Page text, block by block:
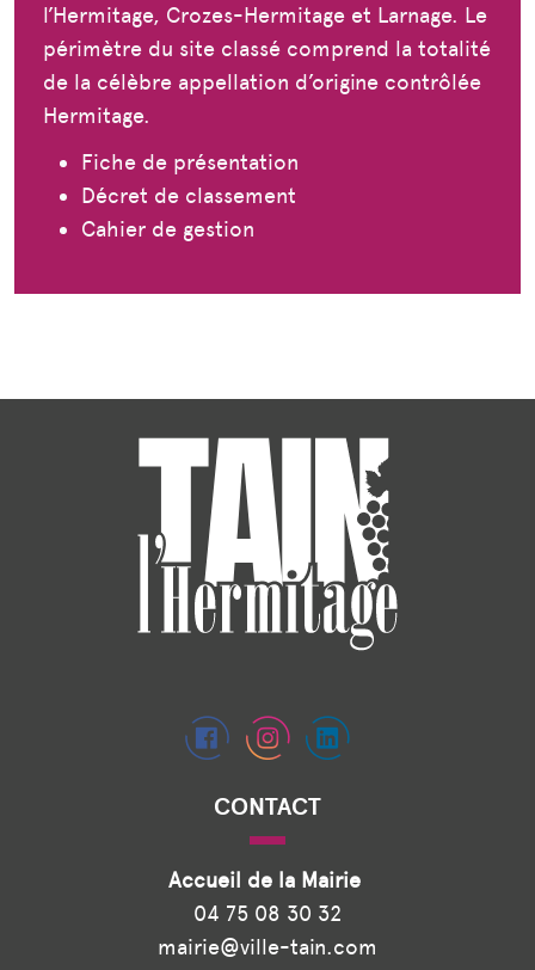
l’Hermitage, Crozes-Hermitage et Larnage. Le
périmètre du site classé comprend la totalité
de la célèbre appellation d’origine contrôlée
Hermitage.
Fiche de présentation
Décret de classement
Cahier de gestion
CONTACT
Accueil de la Mairie
04 75 08 30 32
mairie@ville-tain.com